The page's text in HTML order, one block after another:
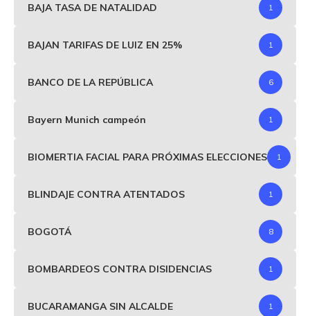
BAJA TASA DE NATALIDAD 1
BAJAN TARIFAS DE LUIZ EN 25% 1
BANCO DE LA REPÚBLICA 6
Bayern Munich campeón 1
BIOMERTIA FACIAL PARA PRÓXIMAS ELECCIONES 1
BLINDAJE CONTRA ATENTADOS 1
BOGOTÁ 8
BOMBARDEOS CONTRA DISIDENCIAS 1
BUCARAMANGA SIN ALCALDE 1